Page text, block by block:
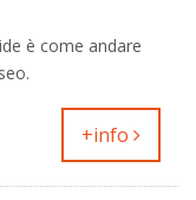
è come andare
+info